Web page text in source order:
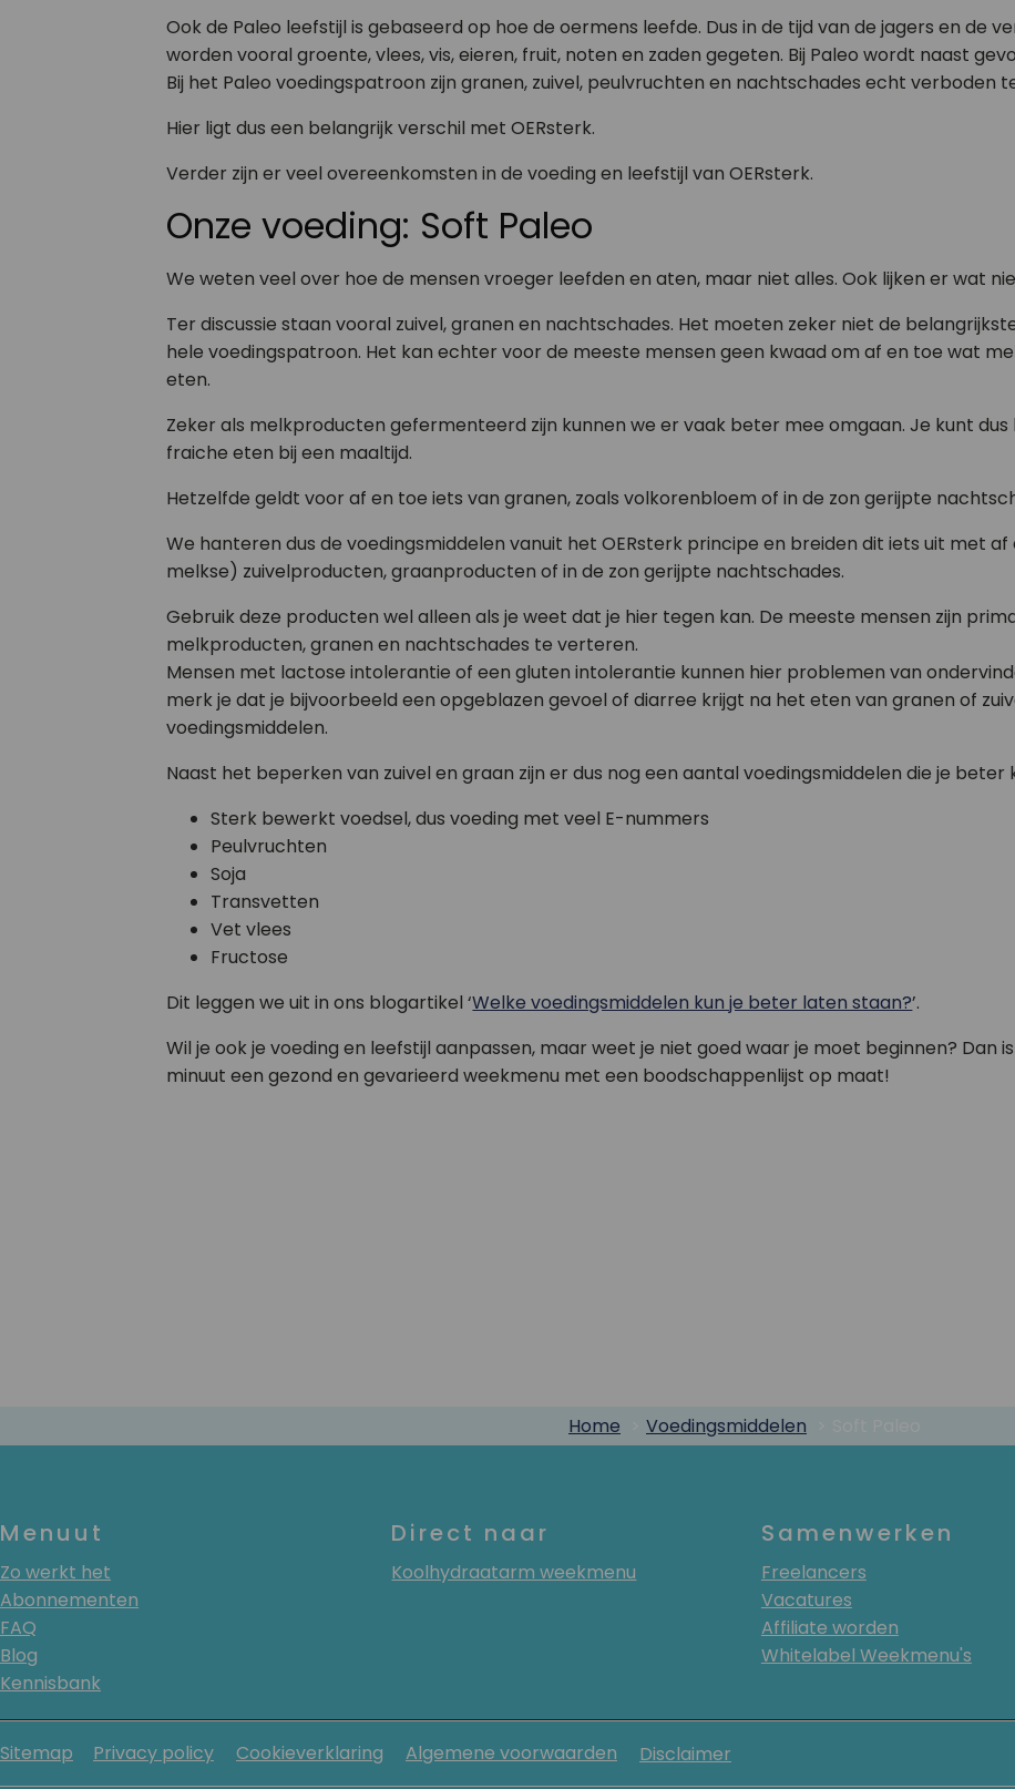
Ook de Paleo leefstijl is gebaseerd op hoe de oermens leefde. Dus in de tijd van de jagers en de
worden vooral groente, vlees, vis, eieren, fruit, noten en zaden gegeten. Bij Paleo wordt naast
Bij het Paleo voedingspatroon zijn granen, zuivel, peulvruchten en nachtschades echt verboden
Hier ligt dus een belangrijk verschil met OERsterk.
Verder zijn er veel overeenkomsten in de voeding en leefstijl van OERsterk.
Onze voeding: Soft Paleo
We weten veel over hoe de mensen vroeger leefden en aten, maar niet alles. Ook lijken er wat
Ter discussie staan vooral zuivel, granen en nachtschades. Het moeten zeker niet de
hele voedingspatroon. Het kan echter voor de meeste mensen geen kwaad om af en toe wat
eten.
Zeker als melkproducten gefermenteerd zijn kunnen we er vaak beter mee omgaan. Je kunt
fraiche eten bij een maaltijd.
Hetzelfde geldt voor af en toe iets van granen, zoals volkorenbloem of in de zon gerijpte
We hanteren dus de voedingsmiddelen vanuit het OERsterk principe en breiden dit iets uit met
melkse) zuivelproducten, graanproducten of in de zon gerijpte nachtschades.
Gebruik deze producten wel alleen als je weet dat je hier tegen kan. De meeste mensen zijn
melkproducten, granen en nachtschades te verteren.
Mensen met lactose intolerantie of een gluten intolerantie kunnen hier problemen van
merk je dat je bijvoorbeeld een opgeblazen gevoel of diarree krijgt na het eten van granen of
voedingsmiddelen.
Naast het beperken van zuivel en graan zijn er dus nog een aantal voedingsmiddelen die je beter
Sterk bewerkt voedsel, dus voeding met veel E-nummers
Peulvruchten
Soja
Transvetten
Vet vlees
Fructose
Dit leggen we uit in ons blogartikel ‘Welke voedingsmiddelen kun je beter laten staan?’.
Wil je ook je voeding en leefstijl aanpassen, maar weet je niet goed waar je moet beginnen? Dan is
minuut een gezond en gevarieerd weekmenu met een boodschappenlijst op maat!
Home Voedingsmiddelen
Menuut
Zo werkt het
Abonnementen
FAQ
Blog
Kennisbank
Direct naar
Koolhydraatarm weekmenu
Samenwerken
Freelancers
Vacatures
Affiliate worden
Whitelabel Weekmenu's
Sitemap Privacy policy Cookieverklaring Algemene voorwaarden Disclaimer